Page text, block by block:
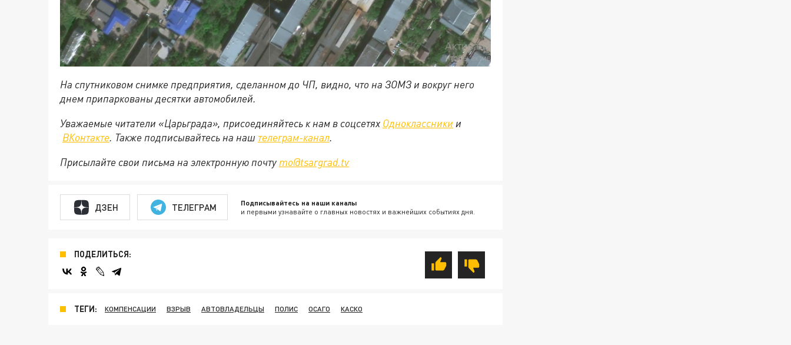
На спутниковом снимке предприятия, сделанном до ЧП, видно, что на ЗОМЗ и вокруг него
днем припаркованы десятки автомобилей.
Уважаемые читатели «Царьграда», присоединяйтесь к нам в соцсетях Одноклассники и
ВКонтакте. Также подписывайтесь на наш телеграм-канал.
Присылайте свои письма на электронную почтуmo@tsargrad.tv
ДЗЕН ТЕЛЕГРАМ Подписывайтесь на наши каналы
и первыми узнавайте о главных новостях и важнейших событиях дня.
ПОДЕЛИТЬСЯ:
ТЕГИ: КОМПЕНСАЦИИ ВЗРЫВ АВТОВЛАДЕЛЬЦЫ ПОЛИС ОСАГО КАСКО